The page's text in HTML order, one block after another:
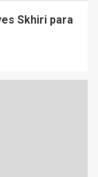
Skhiri para